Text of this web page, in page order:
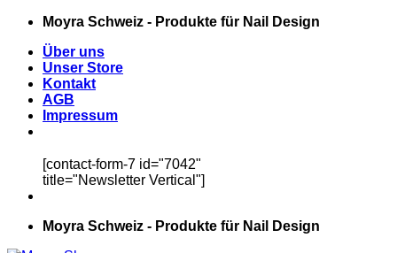
Zum
springen
Moyra Schweiz - Produkte für Nail Design
Über uns
Unser Store
Kontakt
AGB
Impressum
[contact-form-7 id="7042"
title="Newsletter Vertical"]
Moyra Schweiz - Produkte für Nail Design